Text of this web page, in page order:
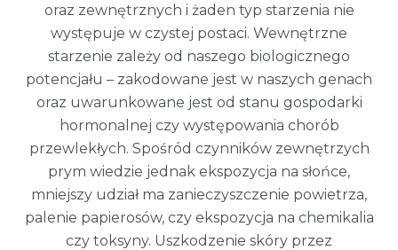
oraz zewnętrznych i żaden typ starzenia nie
występuje w czystej postaci. Wewnętrzne
starzenie zależy od naszego biologicznego
potencjału – zakodowane jest w naszych genach
oraz uwarunkowane jest od stanu gospodarki
hormonalnej czy występowania chorób
przewlekłych. Spośród czynników zewnętrzych
prym wiedzie jednak ekspozycja na słońce,
mniejszy udział ma zanieczyszczenie powietrza,
palenie papierosów, czy ekspozycja na chemikalia
czy toksyny. Uszkodzenie skóry przez